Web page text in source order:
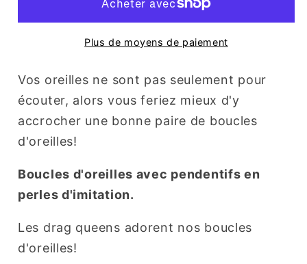
Plus de moyens de paiement
Vos oreilles ne sont pas seulement pour
écouter, alors vous feriez mieux d'y
accrocher une bonne paire de boucles
d'oreilles!
Boucles d'oreilles avec pendentifs en
perles d'imitation.
Les drag queens adorent nos boucles
d'oreilles!